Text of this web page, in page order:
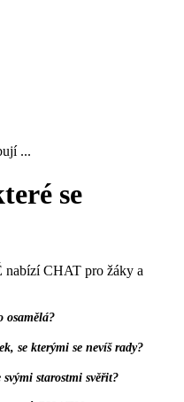
...
se
nabízí CHAT pro žáky a
osamělá?
se kterými se nevíš rady?
svými starostmi svěřit?